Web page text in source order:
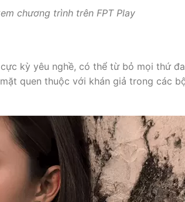
chương trình trên FPT Play
kỳ yêu nghề, có thể từ bỏ mọi thứ
quen thuộc với khán giả trong các